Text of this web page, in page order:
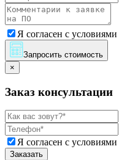
Я согласен с условиями
Запросить стоимость
×
Заказ консультации
Я согласен с условиями
Заказать